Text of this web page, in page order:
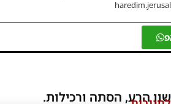
הרע, הסתה ורכילות.